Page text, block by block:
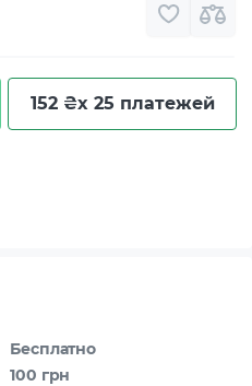
152 ₴x 25 платежей
Бесплатно
100 грн